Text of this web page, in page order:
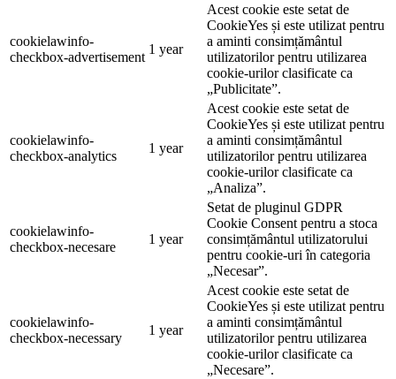
cookielawinfo-
checkbox-advertisement
1 year
Acest cookie este setat de
CookieYes și este utilizat pentru
a aminti consimțământul
utilizatorilor pentru utilizarea
cookie-urilor clasificate ca
„Publicitate”.
cookielawinfo-
checkbox-analytics
1 year
Acest cookie este setat de
CookieYes și este utilizat pentru
a aminti consimțământul
utilizatorilor pentru utilizarea
cookie-urilor clasificate ca
„Analiza”.
cookielawinfo-
checkbox-necesare
1 year
Setat de pluginul GDPR
Cookie Consent pentru a stoca
consimțământul utilizatorului
pentru cookie-uri în categoria
„Necesar”.
cookielawinfo-
checkbox-necessary
1 year
Acest cookie este setat de
CookieYes și este utilizat pentru
a aminti consimțământul
utilizatorilor pentru utilizarea
cookie-urilor clasificate ca
„Necesare”.